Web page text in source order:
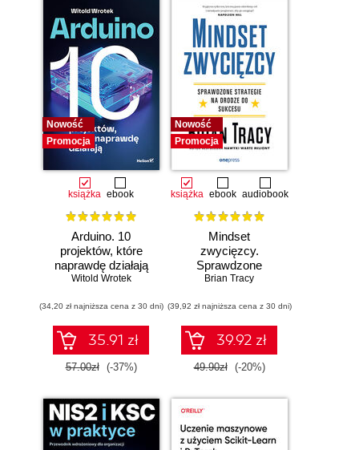
Nowość
Promocja
książka ebook
Arduino. 10
projektów, które
naprawdę działają
Witold Wrotek
(34,20 zł najniższa cena z 30 dni)
35.91 zł
57.00zł (-37%)
Nowość
Promocja
książka ebook audiobook
Mindset
zwycięzcy.
Sprawdzone
strategie na drodze
Brian Tracy
(39,92 zł najniższa cena z 30 dni)
39.92 zł
49.90zł (-20%)